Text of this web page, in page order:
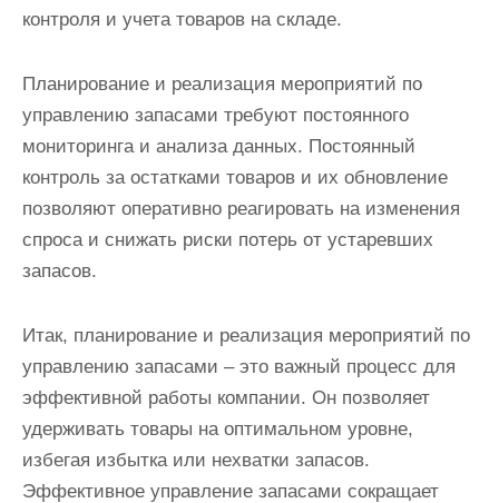
контроля и учета товаров на складе.
Планирование и реализация мероприятий по
управлению запасами требуют постоянного
мониторинга и анализа данных. Постоянный
контроль за остатками товаров и их обновление
позволяют оперативно реагировать на изменения
спроса и снижать риски потерь от устаревших
запасов.
Итак, планирование и реализация мероприятий по
управлению запасами – это важный процесс для
эффективной работы компании. Он позволяет
удерживать товары на оптимальном уровне,
избегая избытка или нехватки запасов.
Эффективное управление запасами сокращает